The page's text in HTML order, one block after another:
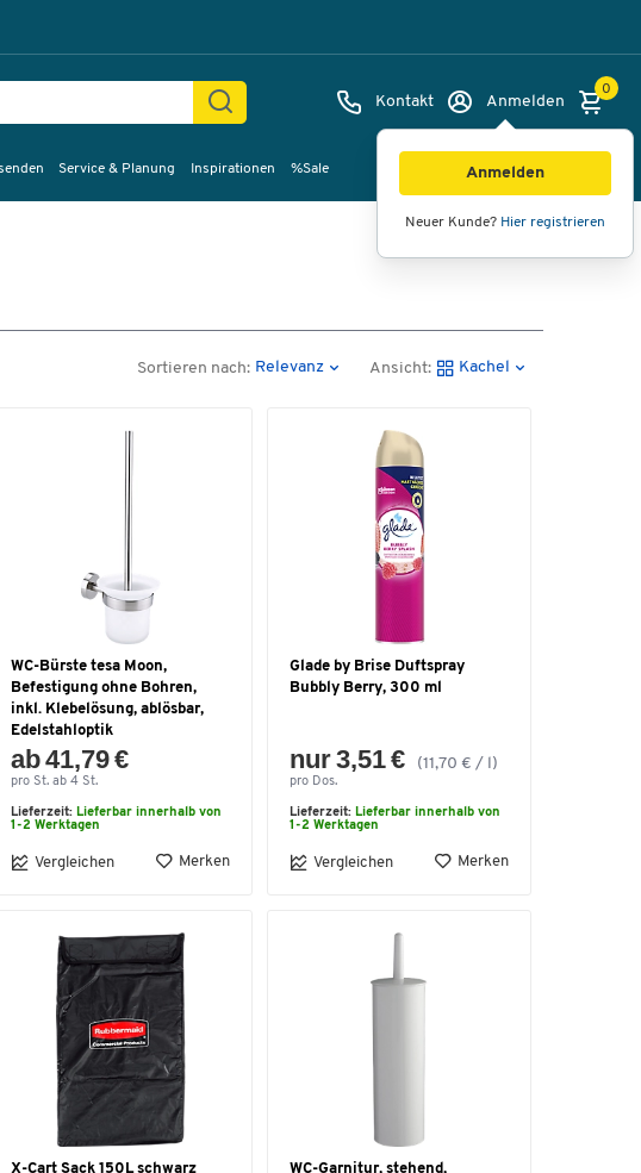
Kontakt Anmelden
Anmelden
Neuer Kunde? Hier registrieren
0
Service & Planung Inspirationen %Sale
Sortieren nach: Relevanz Ansicht: Kachel
WC-Bürste tesa Moon,
Befestigung ohne Bohren,
inkl. Klebelösung, ablösbar,
Edelstahloptik
ab 41,79 €
pro St. ab 4 St.
Lieferzeit: Lieferbar innerhalb von
1-2 Werktagen
Vergleichen Merken
Glade by Brise Duftspray
Bubbly Berry, 300 ml
nur 3,51 € (11,70 € / l)
pro Dos.
Lieferzeit: Lieferbar innerhalb von
1-2 Werktagen
Vergleichen Merken
X-Cart Sack 150L schwarz
WC-Garnitur, stehend,